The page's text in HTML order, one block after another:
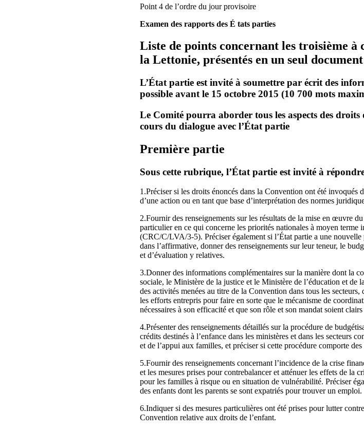
Point 4 de l’ordre du jour provisoire
Examen des rapports des É tats parties
Liste de points concernant les troisième
la Lettonie, présentés en un seul document
L’État partie est invité à soumettre par écrit des
possible avant le 15 octobre 2015 (10 700 mots
Le Comité pourra aborder tous les aspects des
cours du dialogue avec l’État partie
Première partie
Sous cette rubrique, l’État partie est invité à
1.Préciser si les droits énoncés dans la Convention ont été
d’une action ou en tant que base d’interprétation des normes
2.Fournir des renseignements sur les résultats de la mise en œuvre
particulier en ce qui concerne les priorités nationales à moyen terme
(CRC/C/LVA/3-5). Préciser également si l’État partie a une
dans l’affirmative, donner des renseignements sur leur teneur, le
et d’évaluation y relatives.
3.Donner des informations complémentaires sur la manière dont la
sociale, le Ministère de la justice et le Ministère de l’éducation et de
des activités menées au titre de la Convention dans tous les
les efforts entrepris pour faire en sorte que le mécanisme de
nécessaires à son efficacité et que son rôle et son mandat soient
4.Présenter des renseignements détaillés sur la procédure de
crédits destinés à l’enfance dans les ministères et dans les secteurs
et de l’appui aux familles, et préciser si cette procédure comporte
5.Fournir des renseignements concernant l’incidence de la crise
et les mesures prises pour contrebalancer et atténuer les effets de la
pour les familles à risque ou en situation de vulnérabilité. Préciser
des enfants dont les parents se sont expatriés pour trouver un emploi.
6.Indiquer si des mesures particulières ont été prises pour lutter
Convention relative aux droits de l’enfant.